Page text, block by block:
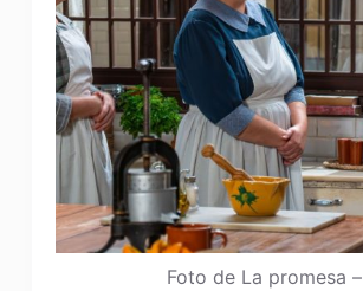
Foto de La promesa –